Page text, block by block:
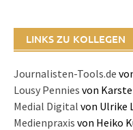
LINKS ZU KOLLEGEN
Journalisten-Tools.de
Lousy Pennies von
Medial Digital von Ulrike
Medienpraxis von Heiko